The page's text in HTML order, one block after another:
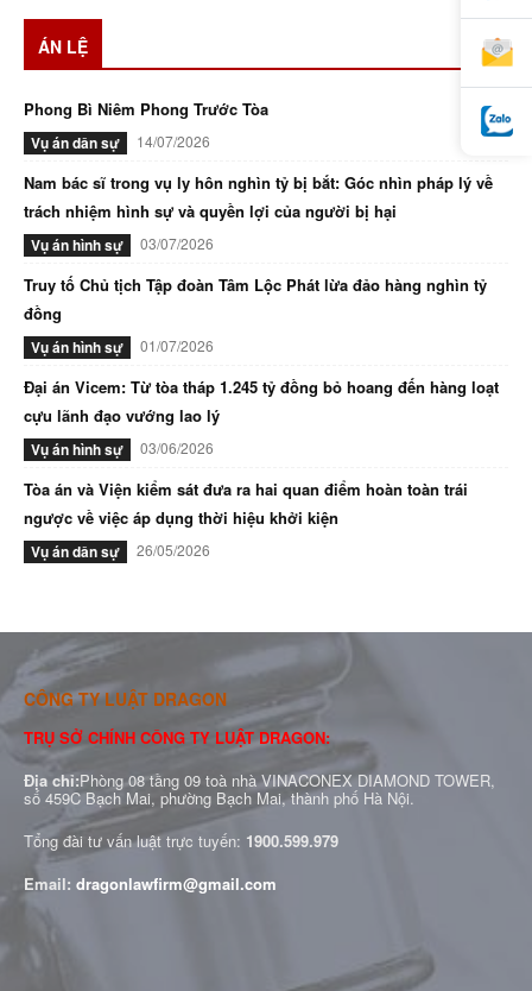
ÁN LỆ
Phong Bì Niêm Phong Trước Tòa
Vụ án dân sự 14/07/2026
Nam bác sĩ trong vụ ly hôn nghìn tỷ bị bắt: Góc nhìn pháp lý về
trách nhiệm hình sự và quyền lợi của người bị hại
Vụ án hình sự 03/07/2026
Truy tố Chủ tịch Tập đoàn Tâm Lộc Phát lừa đảo hàng nghìn tỷ
đồng
Vụ án hình sự 01/07/2026
Đại án Vicem: Từ tòa tháp 1.245 tỷ đồng bỏ hoang đến hàng loạt
cựu lãnh đạo vướng lao lý
Vụ án hình sự 03/06/2026
Tòa án và Viện kiểm sát đưa ra hai quan điểm hoàn toàn trái
ngược về việc áp dụng thời hiệu khởi kiện
Vụ án dân sự 26/05/2026
CÔNG TY LUẬT DRAGON
TRỤ SỞ CHÍNH CÔNG TY LUẬT DRAGON:
Địa chỉ:Phòng 08 tầng 09 toà nhà VINACONEX DIAMOND TOWER,
số 459C Bạch Mai, phường Bạch Mai, thành phố Hà Nội.
Tổng đài tư vấn luật trực tuyến: 1900.599.979
Email: dragonlawfirm@gmail.com